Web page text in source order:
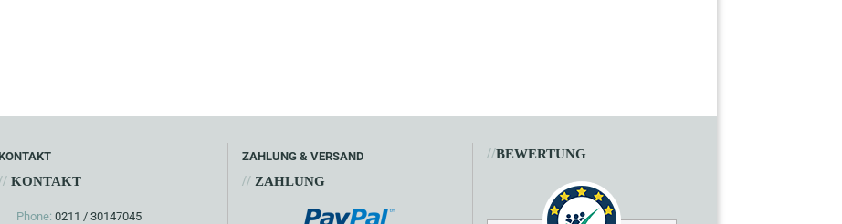
KONTAKT
Phone: 0211 / 30147045
ZAHLUNG & VERSAND
// ZAHLUNG
//BEWERTUNG